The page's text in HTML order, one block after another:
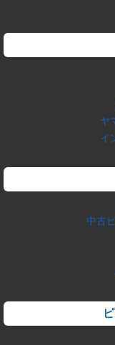
ヤ
イ
中古